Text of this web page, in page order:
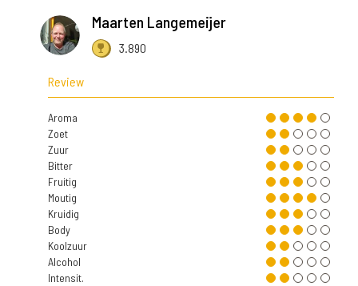
Maarten Langemeijer
3.890
Review
Aroma
Zoet
Zuur
Bitter
Fruitig
Moutig
Kruidig
Body
Koolzuur
Alcohol
Intensit.